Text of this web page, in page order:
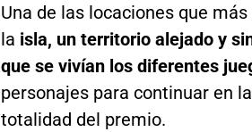
Una de las locaciones que
la isla, un territorio alejado y
que se vivían los diferentes
personajes para continuar en
totalidad del premio.